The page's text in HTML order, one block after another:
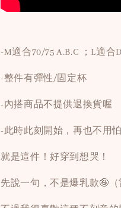
-M適合70/75 A.B.C ；L適合
-整件有彈性/固定杯
-內搭商品不提供退換貨喔
-此時此刻開始，再也不用
就是這件！好穿到想哭！
先說一句，不是爆乳款🤪